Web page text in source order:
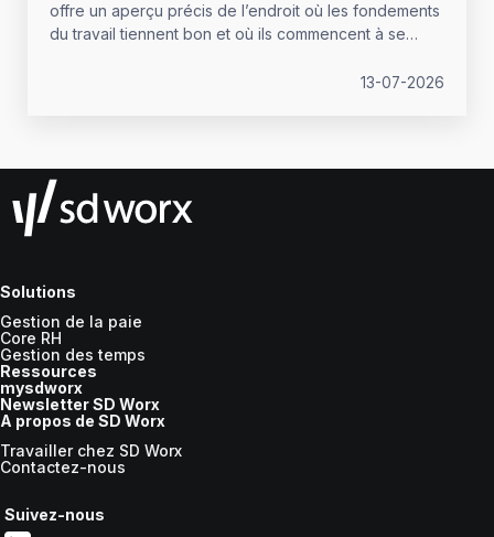
offre un aperçu précis de l’endroit où les fondements
du travail tiennent bon et où ils commencent à se
13-07-2026
Solutions
Gestion de la paie
Core RH
Gestion des temps
Ressources
mysdworx
Newsletter SD Worx
A propos de SD Worx
Travailler chez SD Worx
Contactez-nous
Suivez-nous